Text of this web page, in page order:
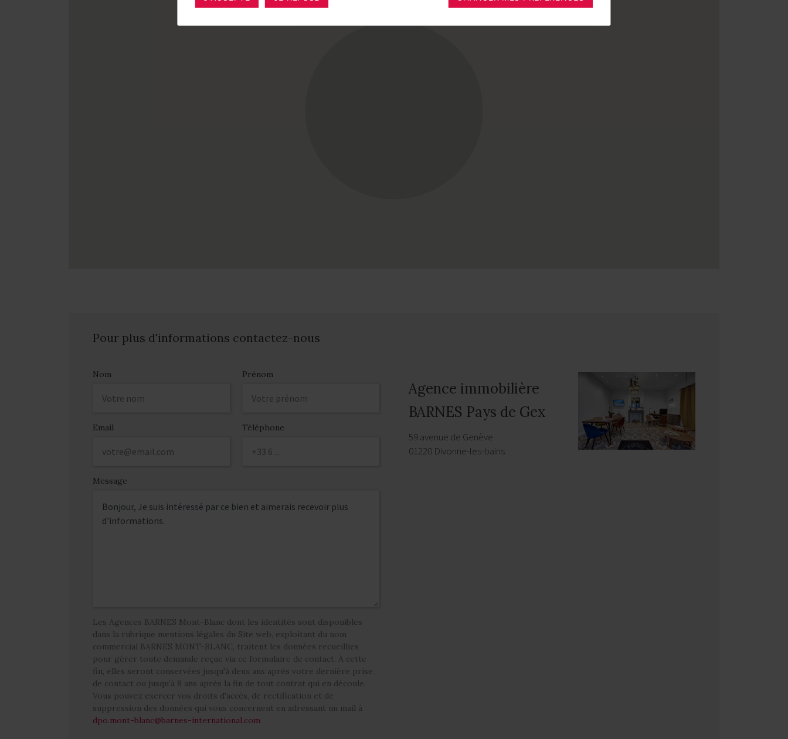
Pour plus d'informations contactez-nous
Nom Prénom
Email Téléphone
Message
Les Agences BARNES Mont-Blanc dont les identités sont disponibles
dans la rubrique mentions légales du Site web, exploitant du nom
commercial BARNES MONT-BLANC, traitent les données recueillies
pour gérer toute demande reçue via ce formulaire de contact. À cette
fin, elles seront conservées jusqu'à deux ans après votre dernière prise
de contact ou jusqu’à 8 ans après la fin de tout contrat qui en découle.
Vous pouvez exercer vos droits d'accès, de rectification et de
suppression des données qui vous concernent en adressant un mail à
dpo.mont-blanc@barnes-international.com.
Agence immobilière
BARNES Pays de Gex
59 avenue de Genève
01220 Divonne-les-bains